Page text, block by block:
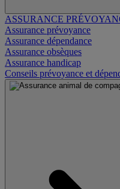
ASSURANCE
Assurance prévoyance
Assurance dépendance
Assurance obsèques
Assurance handicap
Conseils prévoyance et